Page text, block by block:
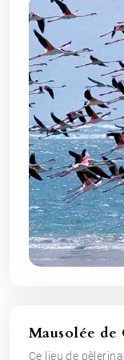
Mausolée de
Ce lieu de